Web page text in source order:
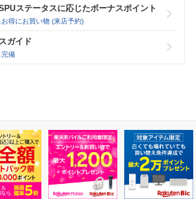
ステータスに応じたボーナスポイント
得にお買い物 (来店予約)
ガイド
完備